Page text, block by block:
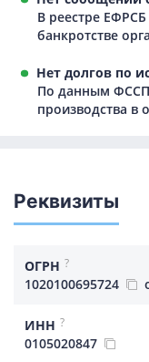
В реестре
банкротстве
Нет долгов по
По данным
производства в
Реквизиты
ОГРН ?
1020100695724
ИНН ?
0105020847